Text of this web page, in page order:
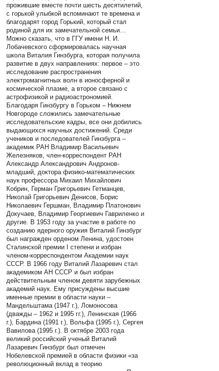
прожившие вместе почти шесть десятилетий,
с горькой улыбкой вспоминают те времена и
благодарят город Горький, который стал
родиной для их замечательной семьи…
Можно сказать, что в ГГУ имени Н. И.
Лобачевского сформировалась научная
школа Виталия Гинзбурга, которая получила
развитие в двух направлениях: первое – это
исследование распространения
электромагнитных волн в ионосферной и
космической плазме, а второе связано с
астрофизикой и радиоастрономией.
Благодаря Гинзбургу в Горьком – Нижнем
Новгороде сложились замечательные
исследовательские кадры, все они добились
выдающихся научных достижений. Среди
учеников и последователей Гинзбурга –
академик РАН Владимир Васильевич
Железняков, член-корреспондент РАН
Александр Александрович Андронов-
младший, доктора физико-математических
наук профессора Михаил Михайлович
Кобрин, Герман Григорьевич Гетманцев,
Николай Григорьевич Денисов, Борис
Николаевич Гершман, Владимир Платонович
Докучаев, Владимир Георгиевич Гавриленко и
другие. В 1953 году за участие в работе по
созданию ядерного оружия Виталий Гинзбург
был награжден орденом Ленина, удостоен
Сталинской премии I степени и избран
членом-корреспондентом Академии наук
СССР. В 1966 году Виталий Лазаревич стал
академиком АН СССР и был избран
действительным членом девяти зарубежных
академий наук. Ему присуждены высшие
именные премии в области науки –
Мандельштама (1947 г.), Ломоносова
(дважды – 1962 и 1995 гг.), Ленинская (1966
г.), Бардина (1991 г.), Вольфа (1995 г.), Сергея
Вавилова (1995 г.). В октябре 2003 года
великий российский ученый Виталий
Лазаревич Гинзбург был отмечен
Нобелевской премией в области физики «за
революционный вклад в теорию